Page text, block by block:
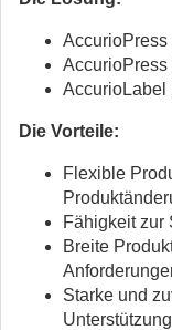
AccurioPress
AccurioLabel
Die Vorteile:
Flexible
Fähigkeit zur
Breite
Starke und